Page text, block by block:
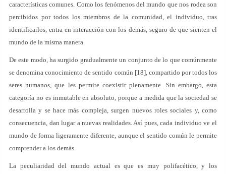
características comunes. Como los fenómenos del mundo que nos rodea son
percibidos por todos los miembros de la comunidad, el individuo, tras
identificarlos, entra en interacción con los demás, seguro de que sienten el
mundo de la misma manera.
De este modo, ha surgido gradualmente un conjunto de lo que comúnmente
se denomina conocimiento de sentido común [18], compartido por todos los
seres humanos, que les permite coexistir plenamente. Sin embargo, esta
categoría no es inmutable en absoluto, porque a medida que la sociedad se
desarrolla y se hace más compleja, surgen nuevos roles sociales y, como
consecuencia, dan lugar a nuevas realidades. Así pues, cada individuo ve el
mundo de forma ligeramente diferente, aunque el sentido común le permite
comprender a los demás.
La peculiaridad del mundo actual es que es muy polifacético, y los